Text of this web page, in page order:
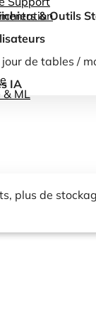
ML
& Outils
de tables /
IA
plus de